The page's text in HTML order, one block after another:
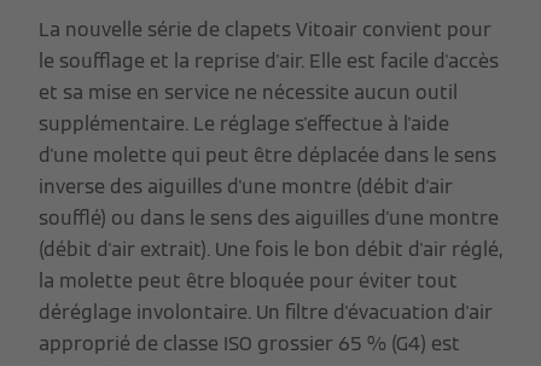
La nouvelle série de clapets Vitoair convient pour
le soufflage et la reprise d'air. Elle est facile d'accès
et sa mise en service ne nécessite aucun outil
supplémentaire. Le réglage s'effectue à l'aide
d'une molette qui peut être déplacée dans le sens
inverse des aiguilles d'une montre (débit d'air
soufflé) ou dans le sens des aiguilles d'une montre
(débit d'air extrait). Une fois le bon débit d'air réglé,
la molette peut être bloquée pour éviter tout
déréglage involontaire. Un filtre d'évacuation d'air
approprié de classe ISO grossier 65 % (G4) est